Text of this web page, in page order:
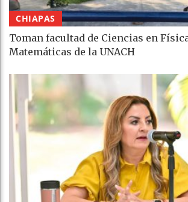
CHIAPAS
Toman facultad de Ciencias en
Matemáticas de la UNACH